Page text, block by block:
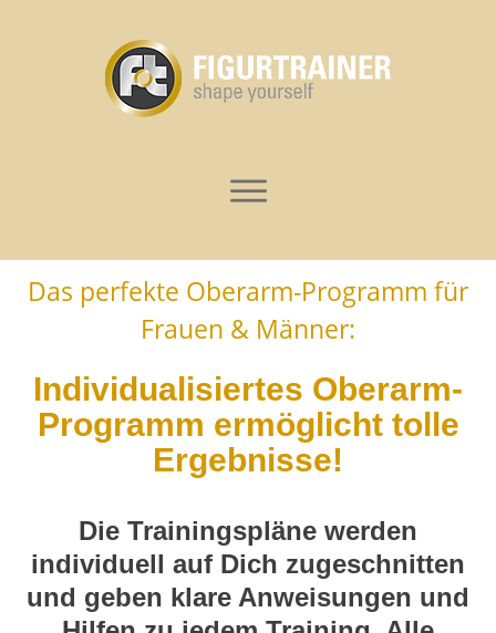
Das perfekte Oberarm-Programm für
Frauen & Männer:
Individualisiertes Oberarm-
Programm ermöglicht tolle
Ergebnisse!
Die Trainingspläne werden
individuell auf Dich zugeschnitten
und geben klare Anweisungen und